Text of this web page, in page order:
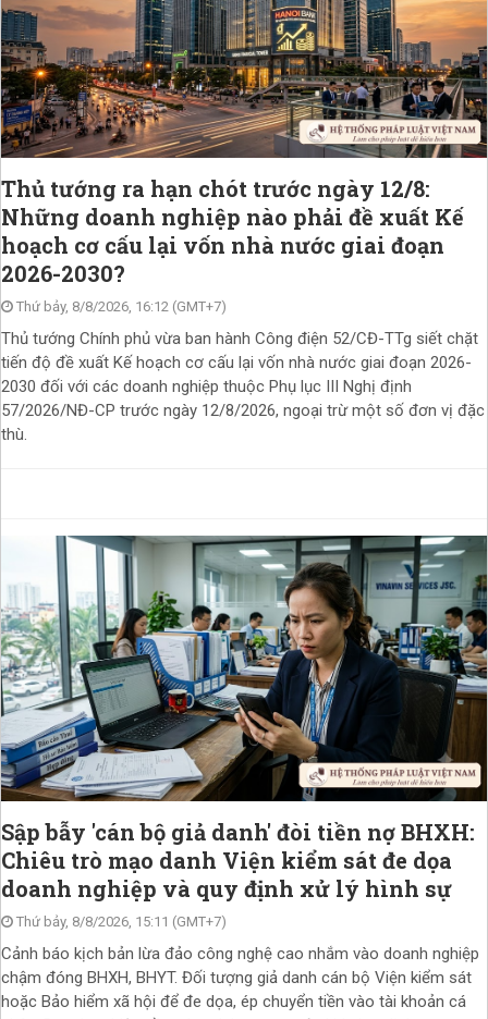
Thủ tướng ra hạn chót trước ngày 12/8:
Những doanh nghiệp nào phải đề xuất Kế
hoạch cơ cấu lại vốn nhà nước giai đoạn
2026-2030?
Thứ bảy, 8/8/2026, 16:12 (GMT+7)
Thủ tướng Chính phủ vừa ban hành Công điện 52/CĐ-TTg siết chặt
tiến độ đề xuất Kế hoạch cơ cấu lại vốn nhà nước giai đoạn 2026-
2030 đối với các doanh nghiệp thuộc Phụ lục III Nghị định
57/2026/NĐ-CP trước ngày 12/8/2026, ngoại trừ một số đơn vị đặc
thù.
Sập bẫy 'cán bộ giả danh' đòi tiền nợ BHXH:
Chiêu trò mạo danh Viện kiểm sát đe dọa
doanh nghiệp và quy định xử lý hình sự
Thứ bảy, 8/8/2026, 15:11 (GMT+7)
Cảnh báo kịch bản lừa đảo công nghệ cao nhắm vào doanh nghiệp
chậm đóng BHXH, BHYT. Đối tượng giả danh cán bộ Viện kiểm sát
hoặc Bảo hiểm xã hội để đe dọa, ép chuyển tiền vào tài khoản cá